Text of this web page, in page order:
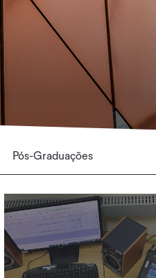
Pós-Graduações